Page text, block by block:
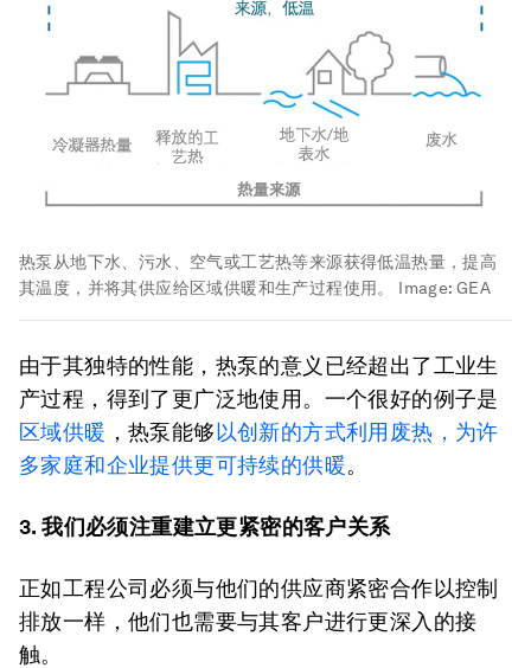
热泵从地下水、污水、空气或工艺热等来源获得低温热量，提高
其温度，并将其供应给区域供暖和生产过程使用。
Image:GEA
由于其独特的性能，热泵的意义已经超出了工业生
产过程，得到了更广泛地使用。一个很好的例子是
区域供暖 ，热泵能够以创新的方式利用废热，为许
多家庭和企业提供更可持续的供暖。
3. 我们必须注重建立更紧密的客户关系
正如工程公司必须与他们的供应商紧密合作以控制
排放一样，他们也需要与其客户进行更深入的接
触。